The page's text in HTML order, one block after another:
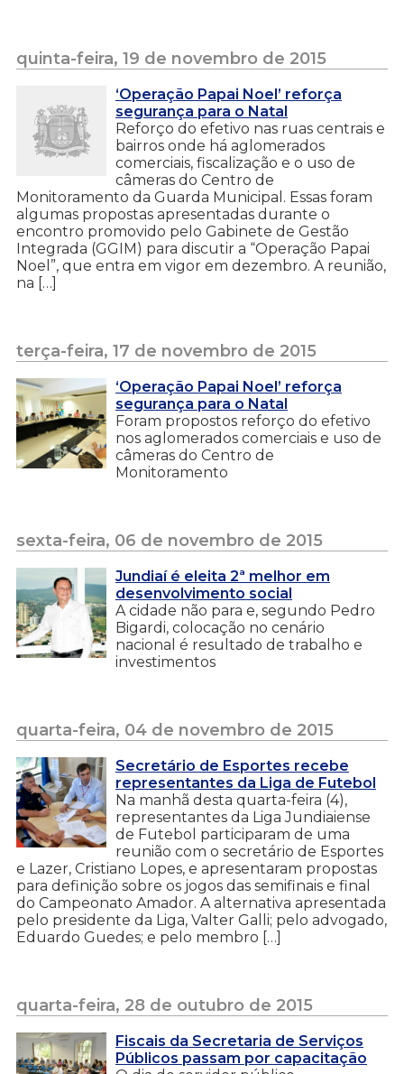
quinta-feira, 19 de novembro de 2015
‘Operação Papai Noel’ reforça
segurança para o Natal
Reforço do efetivo nas ruas centrais e
bairros onde há aglomerados
comerciais, fiscalização e o uso de
câmeras do Centro de
Monitoramento da Guarda Municipal. Essas foram
algumas propostas apresentadas durante o
encontro promovido pelo Gabinete de Gestão
Integrada (GGIM) para discutir a “Operação Papai
Noel”, que entra em vigor em dezembro. A reunião,
na […]
terça-feira, 17 de novembro de 2015
‘Operação Papai Noel’ reforça
segurança para o Natal
Foram propostos reforço do efetivo
nos aglomerados comerciais e uso de
câmeras do Centro de
Monitoramento
sexta-feira, 06 de novembro de 2015
Jundiaí é eleita 2ª melhor em
desenvolvimento social
A cidade não para e, segundo Pedro
Bigardi, colocação no cenário
nacional é resultado de trabalho e
investimentos
quarta-feira, 04 de novembro de 2015
Secretário de Esportes recebe
representantes da Liga de Futebol
Na manhã desta quarta-feira (4),
representantes da Liga Jundiaiense
de Futebol participaram de uma
reunião com o secretário de Esportes
e Lazer, Cristiano Lopes, e apresentaram propostas
para definição sobre os jogos das semifinais e final
do Campeonato Amador. A alternativa apresentada
pelo presidente da Liga, Valter Galli; pelo advogado,
Eduardo Guedes; e pelo membro […]
quarta-feira, 28 de outubro de 2015
Fiscais da Secretaria de Serviços
Públicos passam por capacitação